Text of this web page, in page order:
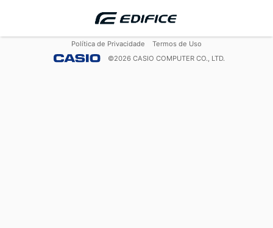
Política de Privacidade
Termos de Uso
©2026 CASIO COMPUTER CO., LTD.